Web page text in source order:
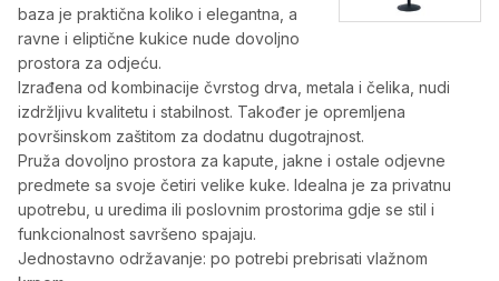
baza je praktična koliko i elegantna, a
ravne i eliptične kukice nude dovoljno
prostora za odjeću.
Izrađena od kombinacije čvrstog drva, metala i čelika, nudi
izdržljivu kvalitetu i stabilnost. Također je opremljena
površinskom zaštitom za dodatnu dugotrajnost.
Pruža dovoljno prostora za kapute, jakne i ostale odjevne
predmete sa svoje četiri velike kuke. Idealna je za privatnu
upotrebu, u uredima ili poslovnim prostorima gdje se stil i
funkcionalnost savršeno spajaju.
Jednostavno održavanje: po potrebi prebrisati vlažnom